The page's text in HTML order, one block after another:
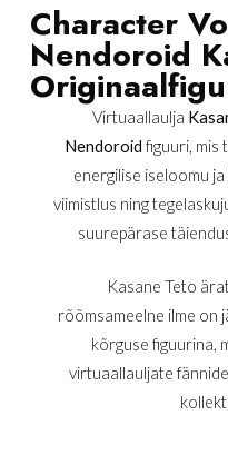
Character
Nendoroid
Virtuaallaulja
Nendoroid figuuri, mis
energilise iseloomu
viimistlus ning
suurepärase
Kasane Teto
rõõmsameelne ilme on
kõrguse figuurina,
virtuaallauljate